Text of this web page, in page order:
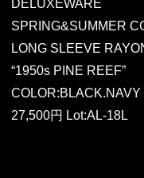
DELUXEWARE
SPRING&SUMMER
LONG SLEEVE
“1950s PINE REEF”
COLOR:BLACK.NAVY
27,500円 Lot:AL-18L